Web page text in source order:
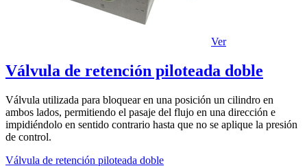
Ver
Válvula de retención piloteada doble
Válvula utilizada para bloquear en una posición un cilindro en
ambos lados, permitiendo el pasaje del flujo en una dirección e
impidiéndolo en sentido contrario hasta que no se aplique la presión
de control.
Válvula de retención piloteada doble